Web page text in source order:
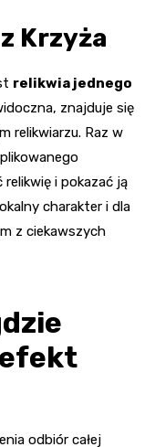
Krzyża
relikwia jednego
znajduje się
relikwiarzu. Raz w
i pokazać ją
charakter i dla
z ciekawszych
odbiór całej